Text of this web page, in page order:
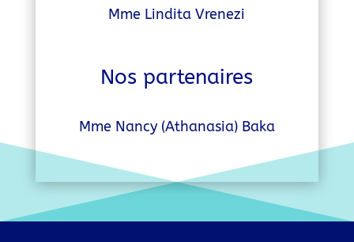
Mme Lindita Vrenezi
Nos partenaires
Mme Nancy (Athanasia) Baka